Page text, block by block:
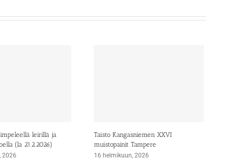
leirillä ja
(la 21.2.2026)
2026
Taisto Kangasniemen XXVI
muistopainit Tampere
16 helmikuun, 2026